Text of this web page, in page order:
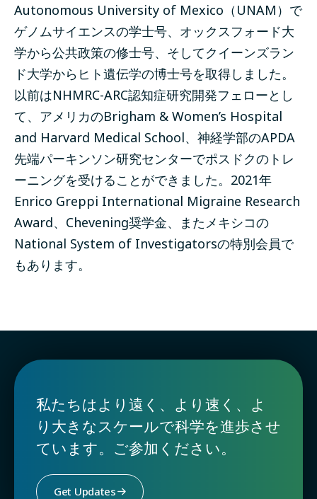
Autonomous University of Mexico（UNAM）で
ゲノムサイエンスの学士号、オックスフォード大
学から公共政策の修士号、そしてクイーンズラン
ド大学からヒト遺伝学の博士号を取得しました。
以前はNHMRC-ARC認知症研究開発フェローとし
て、アメリカのBrigham & Women’s Hospital
and Harvard Medical School、神経学部のAPDA
先端パーキンソン研究センターでポスドクのトレ
ーニングを受けることができました。2021年
Enrico Greppi International Migraine Research
Award、Chevening奨学金、またメキシコの
National System of Investigatorsの特別会員で
もあります。
私たちはより遠く、より速く、よ
り大きなスケールで科学を進歩させ
ています。ご参加ください。
Get Updates